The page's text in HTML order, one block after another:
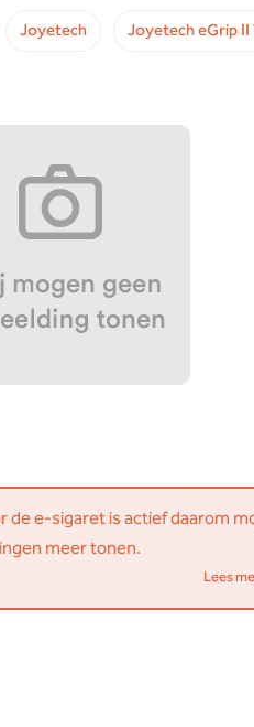
Joyetech Joyetech eGrip
de e-sigaret is actief daarom
meer tonen.
Lees